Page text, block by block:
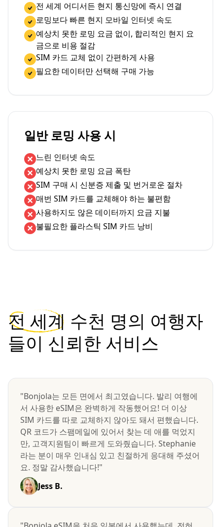
전 세계 어디서든 현지 통신망에 즉시 연결
로밍보다 빠른 현지 모바일 인터넷 속도
예상치 못한 로밍 요금 없이, 합리적인 현지 요
금으로 비용 절감
SIM 카드 교체 없이 간편하게 사용
필요한 데이터만 선택해 구매 가능
일반 로밍 사용 시
느린 인터넷 속도
예상치 못한 로밍 요금 폭탄
SIM 구매 시 신분증 제출 및 번거로운 절차
매번 SIM 카드를 교체해야 하는 불편함
사용하지도 않은 데이터까지 요금 지불
불필요한 플라스틱 SIM 카드 낭비
전 세계 수천 명의 여행자
들이 신뢰한 서비스
"Bonjola는 모든 면에서 최고였습니다. 발리 여행에
서 사용한 eSIM은 완벽하게 작동했어요! 더 이상
SIM 카드를 따로 교체하지 않아도 돼서 편했습니다.
QR 코드가 스팸메일에 있어서 찾는 데 애를 먹었지
만, 고객지원팀이 빠르게 도와줬습니다. Stephanie
라는 분이 매우 인내심 있고 친절하게 응대해 주셨어
요. 정말 감사했습니다!"
Jess B.